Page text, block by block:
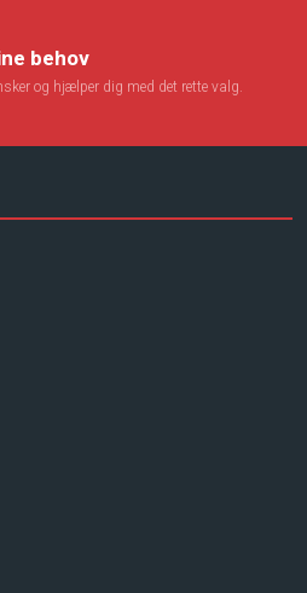
behov
og hjælper dig med det rette valg.